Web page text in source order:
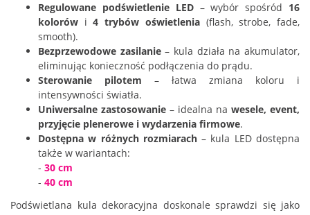
Regulowane podświetlenie LED– wybór spośród 16
kolorów i4 trybów oświetlenia(flash, strobe, fade,
smooth).
Bezprzewodowe zasilanie– kula działa na akumulator,
eliminując konieczność podłączenia do prądu.
Sterowanie pilotem – łatwa zmiana koloru i
intensywności światła.
Uniwersalne zastosowanie – idealna na wesele, event,
przyjęcie plenerowe i wydarzenia firmowe.
Dostępna w różnych rozmiarach– kula LED dostępna
także w wariantach:
- 30 cm
- 40 cm
Podświetlana kula dekoracyjna doskonale sprawdzi się jako